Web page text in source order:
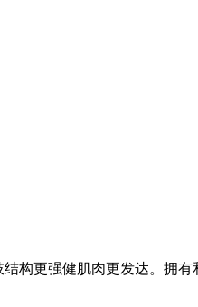
构更强健肌肉更发达。拥